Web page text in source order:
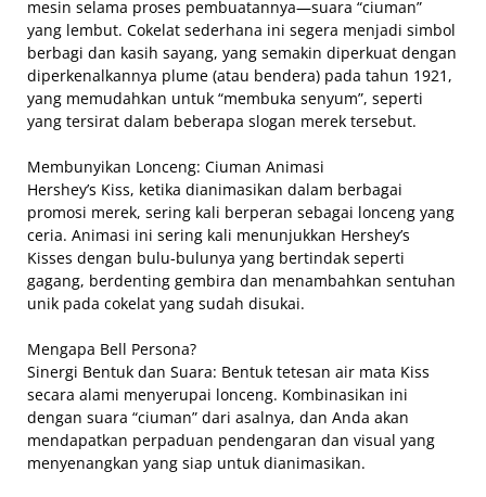
mesin selama proses pembuatannya—suara “ciuman”
yang lembut. Cokelat sederhana ini segera menjadi simbol
berbagi dan kasih sayang, yang semakin diperkuat dengan
diperkenalkannya plume (atau bendera) pada tahun 1921,
yang memudahkan untuk “membuka senyum”, seperti
yang tersirat dalam beberapa slogan merek tersebut.
Membunyikan Lonceng: Ciuman Animasi
Hershey’s Kiss, ketika dianimasikan dalam berbagai
promosi merek, sering kali berperan sebagai lonceng yang
ceria. Animasi ini sering kali menunjukkan Hershey’s
Kisses dengan bulu-bulunya yang bertindak seperti
gagang, berdenting gembira dan menambahkan sentuhan
unik pada cokelat yang sudah disukai.
Mengapa Bell Persona?
Sinergi Bentuk dan Suara: Bentuk tetesan air mata Kiss
secara alami menyerupai lonceng. Kombinasikan ini
dengan suara “ciuman” dari asalnya, dan Anda akan
mendapatkan perpaduan pendengaran dan visual yang
menyenangkan yang siap untuk dianimasikan.